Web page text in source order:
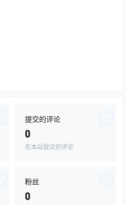
提交的评论
0
在本站提交的评论
粉丝
0